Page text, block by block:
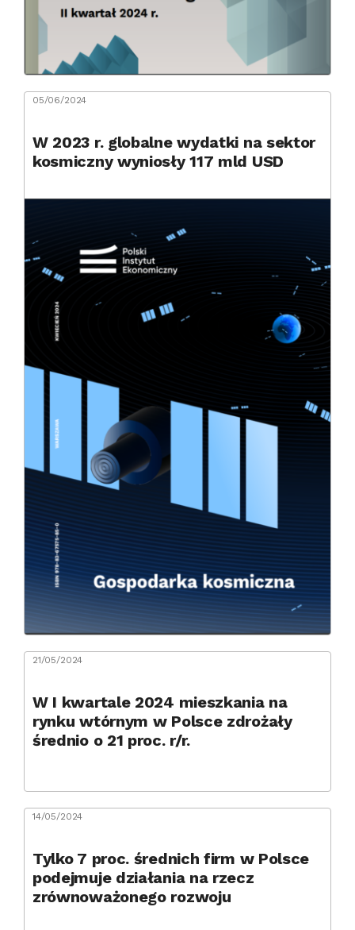
05/06/2024
W 2023 r. globalne wydatki na sektor
kosmiczny wyniosły 117 mld USD
21/05/2024
W I kwartale 2024 mieszkania na
rynku wtórnym w Polsce zdrożały
średnio o 21 proc. r/r.
14/05/2024
Tylko 7 proc. średnich firm w Polsce
podejmuje działania na rzecz
zrównoważonego rozwoju